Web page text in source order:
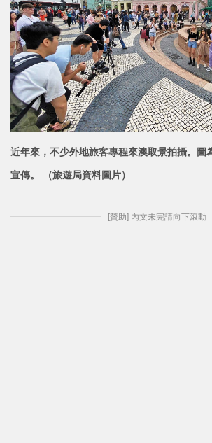
近年來，不少外地旅客專程來澳取景拍攝。圖
宣傳。 （旅遊局資料圖片）
[贊助] 內文未完請向下滾動